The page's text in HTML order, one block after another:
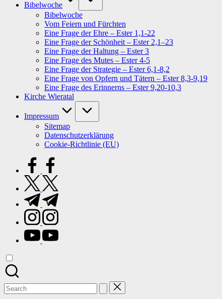
Bibelwoche
Bibelwoche
Vom Feiern und Fürchten
Eine Frage der Ehre – Ester 1,1-22
Eine Frage der Schönheit – Ester 2,1–23
Eine Frage der Haltung – Ester 3
Eine Frage des Mutes – Ester 4-5
Eine Frage der Strategie – Ester 6,1-8,2
Eine Frage von Opfern und Tätern – Ester 8,3-9,19
Eine Frage des Erinnerns – Ester 9,20-10,3
Kirche Wieratal
Impressum
Sitemap
Datenschutzerklärung
Cookie-Richtlinie (EU)
facebook.com
twitter.com
t.me
instagram.com
youtube.com
Search
for: